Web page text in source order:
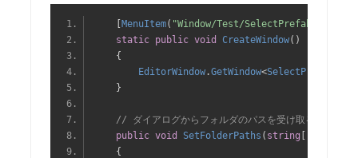
MenuItem( "Window/Test/SelectPrefabs"
static public void CreateWindow()
{
EditorWindow .GetWindow<SelectPrefabs
}
// ダイアログからフォルダのパスを受け取る
public void SetFolderPaths ( string
{